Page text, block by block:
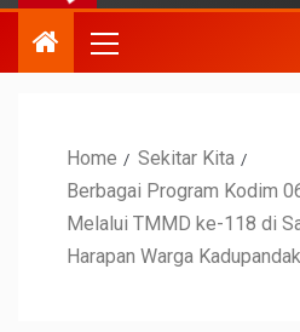
Home
Sekitar Kita
Berbagai Program Kodim
Melalui TMMD ke-118 di
Harapan Warga Kadupandak